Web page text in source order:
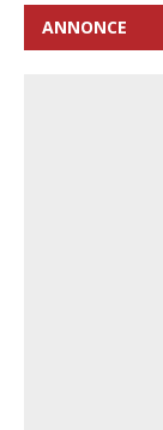
ANNONCE